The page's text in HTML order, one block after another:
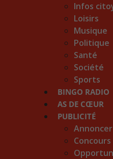
Infos
Loisirs
Musique
Politique
Santé
Société
Sports
BINGO RADIO
AS DE CŒUR
PUBLICITÉ
Annoncer
Concours